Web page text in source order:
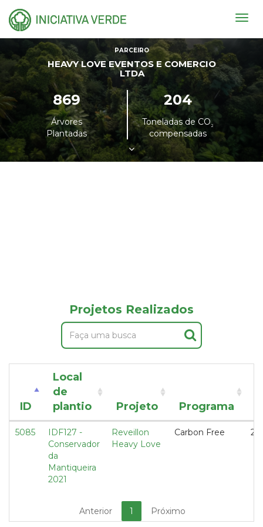
PARCEIRO
HEAVY LOVE EVENTOS E COMERCIO
LTDA
869
Árvores
Plantadas
204
Toneladas de CO²
compensadas
Projetos Realizados
ID
Local
de
plantio
Projeto Programa
5085
IDF127 -
Conservador
da
Mantiqueira
2021
Reveillon
Heavy Love
Carbon Free
Anterior 1 Próximo